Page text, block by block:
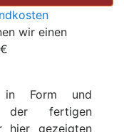
wir einen
in Form und
der fertigen
hier gezeigten